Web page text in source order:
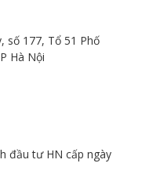
số 177, Tổ 51 Phố
Hà Nội
đầu tư HN cấp ngày